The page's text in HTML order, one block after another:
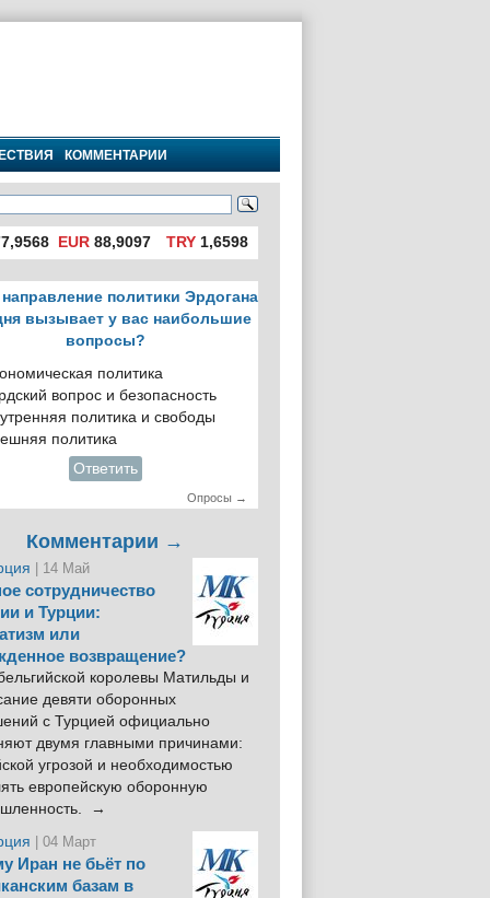
КОММЕНТАРИИ
EUR 88,9097 TRY1,6598
направление политики Эрдогана
вызывает у вас наибольшие
вопросы?
политика
вопрос и безопасность
политика и свободы
политика
Ответить
Опросы →
Комментарии →
| 14 Май
сотрудничество
и Турции:
или
возвращение?
королевы Матильды и
девяти оборонных
с Турцией официально
двумя главными причинами:
угрозой и необходимостью
европейскую оборонную
→
| 04 Март
Иран не бьёт по
базам в